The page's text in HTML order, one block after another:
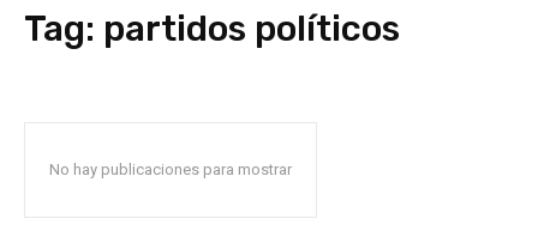
Tag: partidos políticos
No hay publicaciones para mostrar